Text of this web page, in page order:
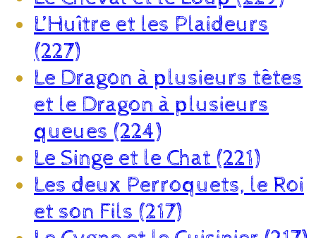
L’Huître et les Plaideurs
(227)
Le Dragon à plusieurs têtes
et le Dragon à plusieurs
queues (224)
Le Singe et le Chat (221)
Les deux Perroquets, le Roi
et son Fils (217)